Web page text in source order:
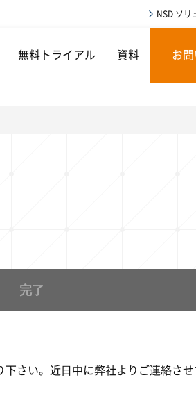
NSD ソリ
無料トライアル 資料 お
完了
さい。近⽇中に弊社よりご連絡させ